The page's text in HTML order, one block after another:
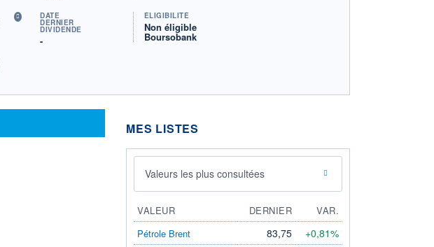
DATE
DERNIER
DIVIDENDE
-
ÉLIGIBILITÉ
Non éligible
Boursobank
MES LISTES
Valeurs les plus consultées
VALEUR DERNIER
VAR.
Pétrole Brent
83,75 +0,81%